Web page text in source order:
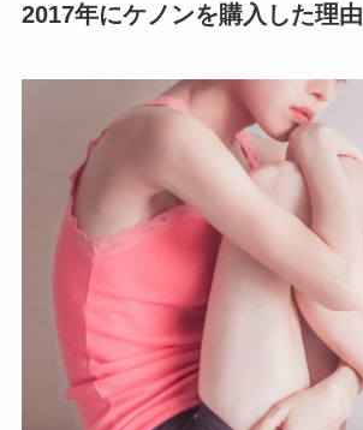
2017年にケノンを購入した理由